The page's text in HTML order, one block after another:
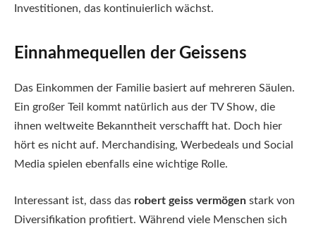
Investitionen, das kontinuierlich wächst.
Einnahmequellen der Geissens
Das Einkommen der Familie basiert auf mehreren Säulen.
Ein großer Teil kommt natürlich aus der TV Show, die
ihnen weltweite Bekanntheit verschafft hat. Doch hier
hört es nicht auf. Merchandising, Werbedeals und Social
Media spielen ebenfalls eine wichtige Rolle.
Interessant ist, dass das robert geiss vermögen stark von
Diversifikation profitiert. Während viele Menschen sich